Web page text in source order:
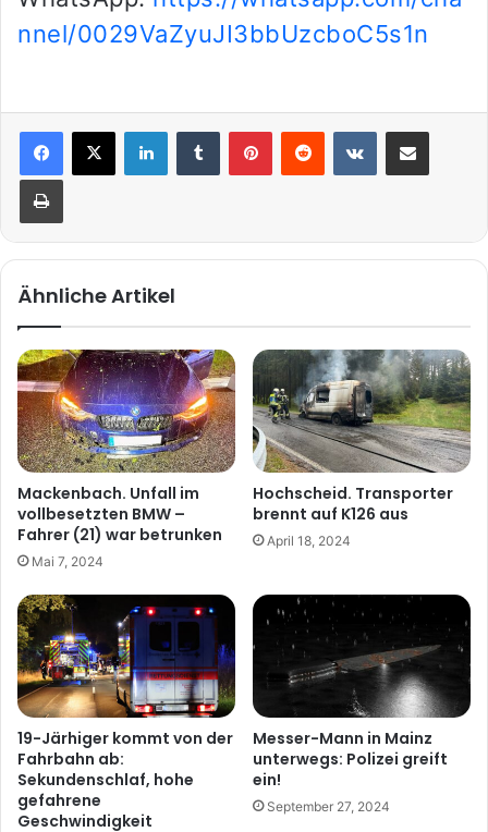
nnel/0029VaZyuJI3bbUzcboC5s1n
LinkedInTumblr PinterestReddit VKontakteTeile per E-Mail
Drucken
Ähnliche Artikel
Mackenbach. Unfall im
vollbesetzten BMW –
Fahrer (21) war betrunken
Mai 7, 2024
Hochscheid. Transporter
brennt auf K126 aus
April 18, 2024
19-Järhiger kommt von der
Fahrbahn ab:
Sekundenschlaf, hohe
gefahrene
Geschwindigkeit
Messer-Mann in Mainz
unterwegs: Polizei greift
ein!
September 27, 2024